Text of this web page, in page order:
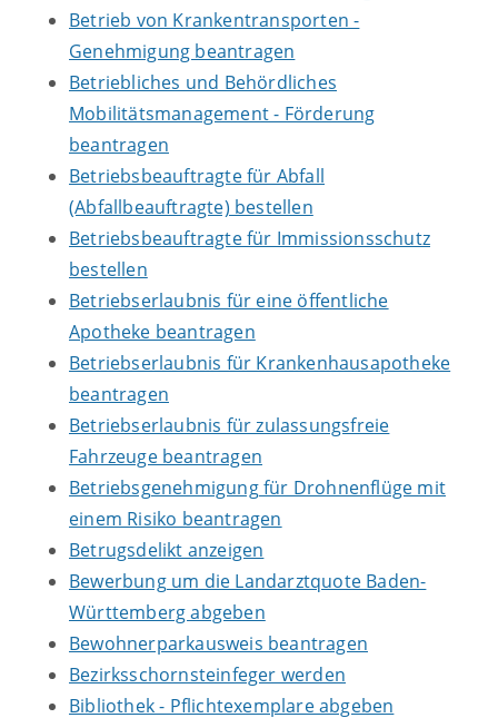
Betrieb von Krankentransporten -
Genehmigung beantragen
Betriebliches und Behördliches
Mobilitätsmanagement - Förderung
beantragen
Betriebsbeauftragte für Abfall
(Abfallbeauftragte) bestellen
Betriebsbeauftragte für Immissionsschutz
bestellen
Betriebserlaubnis für eine öffentliche
Apotheke beantragen
Betriebserlaubnis für Krankenhausapotheke
beantragen
Betriebserlaubnis für zulassungsfreie
Fahrzeuge beantragen
Betriebsgenehmigung für Drohnenflüge mit
einem Risiko beantragen
Betrugsdelikt anzeigen
Bewerbung um die Landarztquote Baden-
Württemberg abgeben
Bewohnerparkausweis beantragen
Bezirksschornsteinfeger werden
Bibliothek - Pflichtexemplare abgeben